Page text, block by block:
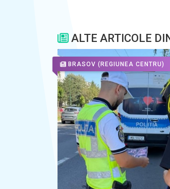
ALTE ARTICOLE
BRASOV (REGIUNEA CENTRU)